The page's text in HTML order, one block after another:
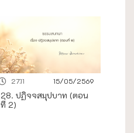
15/05/2569
27.11
28. ปฏิจจสมุปบาท (ตอน
ที่ 2)